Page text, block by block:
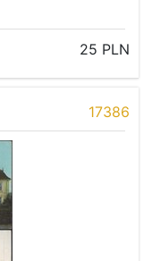
25 PLN
17386